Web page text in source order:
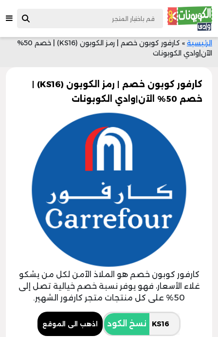
الرئيسية »
كارفور كوبون خصم | رمز الكوبون (KS16) | خصم 50%
الآن|وادي الكوبونات
كارفور كوبون خصم | رمز الكوبون (KS16) |
خصم 50% الآن|وادي الكوبونات
كارفور كوبون خصم هو الملاذ الآمن لكل من يشكو
غلاء الأسعار، فهو يوفر نسبة خصم خيالية تصل إلى
50% على كل منتجات متجر كارفور الشهير.
نسخ الكود اذهب الى الموقع